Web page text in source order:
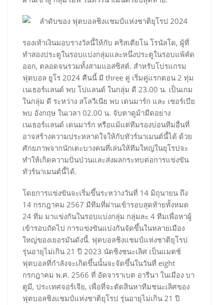
รองเท้าเงินมอบรางวัลนี้ให้กับ คริสเตียโน โรนัลโด, ผู้ที่
ทำสองประตูในรอบแบ่งกลุ่มและหนึ่งประตูในรอบแพ้คัด
ออก, ตลอดจนรวมทั้งสามแอสซิสต์. สำหรับโปรแกรม
ฟุตบอล ยูโร 2024 คืนนี้ มี three คู่ เริ่มคู่แรกตอน 2 ทุ่ม
เนเธอร์แลนด์ พบ โปแลนด์ ในกลุ่ม ดี 23.00 น. เป็นเกม
ในกลุ่ม ดี ระหว่าง สโลวีเนีย พบ เดนมาร์ก และ เซอร์เบีย
พบ อังกฤษ ในเวลา 02.00 น. จับตาดูม้ามืดอย่าง
เนเธอร์แลนด์ เดนมาร์ก หรือแม้แต่ทีมรองบ่อนทีมอื่นที่
อาจสร้างความประหลาดใจให้กับทัวร์นาเมนต์นี้ได้ ด้วย
ศักยภาพจากนักเตะบางคนที่เล่นให้ทีมใหญ่ในยุโรปจะ
ทำให้เกิดความปั่นป่วนและส่งผลกระทบต่อการแข่งขัน
ทัวร์นาเมนต์นี้ได้.
โดยการแข่งขันจะเริ่มขึ้นระหว่างวันที่ 14 มิถุนายน ถึง
14 กรกฎาคม 2567 มีทีมที่ผ่านเข้ารอบสุดท้ายทั้งหมด
24 ทีม มาแข่งกันในรอบแบ่งกลุ่ม กลุ่มละ 4 ทีมเพื่อหาผู้
เข้ารอบถัดไป การแข่งขันแบ่งกันจัดขึ้นในหลายเมือง
ใหญ่ของเยอรมันดังนี้. ฟุตบอลชิงแชมป์แห่งชาติยุโรป
รุ่นอายุไม่เกิน 21 ปี 2023 นัดชิงชนะเลิศ เป็นแมตช์
ฟุตบอลที่กำลังจะเกิดขึ้นนั้นจะจัดขึ้นในวันที่ eight
กรกฎาคม พ.ศ. 2566 ที่ อัดจาราเบต อารีนา ในเมือง บา
ตูมี, ประเทศจอร์เจีย, เพื่อที่จะตัดสินหาทีมชนะเลิศของ
ฟุตบอลชิงแชมป์แห่งชาติยุโรป รุ่นอายุไม่เกิน 21 ปี